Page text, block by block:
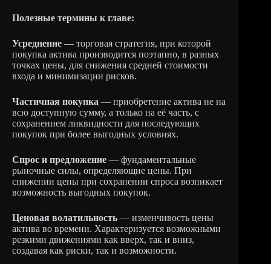
Полезные термины к главе:
Усреднение — торговая стратегия, при которой
покупка актива производится поэтапно, в разных
точках цены, для снижения средней стоимости
входа и минимизации рисков.
Частичная покупка — приобретение актива не на
всю доступную сумму, а только на её часть, с
сохранением ликвидности для последующих
покупок при более выгодных условиях.
Спрос и предложение — фундаментальные
рыночные силы, определяющие цены. При
снижении цены при сохранении спроса возникает
возможность выгодных покупок.
Ценовая волатильность — изменчивость цены
актива во времени. Характеризуется возможными
резкими движениями как вверх, так и вниз,
создавая как риски, так и возможности.